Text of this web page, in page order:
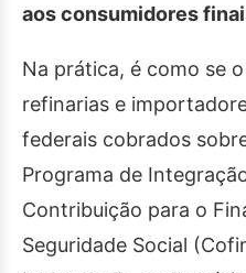
aos consumidores
Na prática, é como se
refinarias e
federais cobrados
Programa de
Contribuição para o
Seguridade Social